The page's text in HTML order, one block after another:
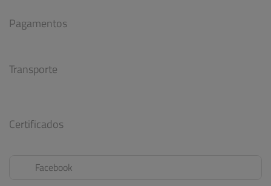
Pagamentos
Transporte
Certificados
Facebook